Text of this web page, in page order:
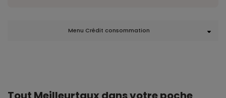
Menu Crédit consommation